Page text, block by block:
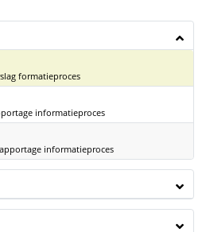
formatieproces
informatieproces
informatieproces